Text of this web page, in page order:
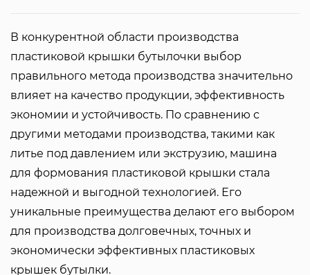
В конкурентной области производства
пластиковой крышки бутылочки выбор
правильного метода производства значительно
влияет на качество продукции, эффективность
экономии и устойчивость. По сравнению с
другими методами производства, такими как
литье под давлением или экструзию, машина
для формования пластиковой крышки стала
надежной и выгодной технологией. Его
уникальные преимущества делают его выбором
для производства долговечных, точных и
экономически эффективных пластиковых
крышек бутылки.